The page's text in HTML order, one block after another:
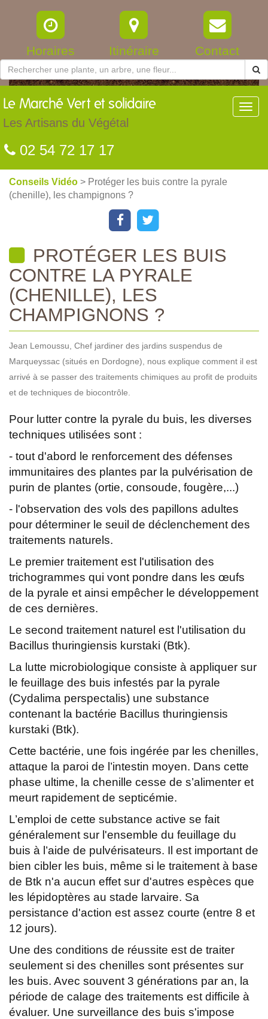
Horaires Itinéraire Contact
Le Marché Vert et solidaire
Les Artisans du Végétal
02 54 72 17 17
Conseils Vidéo > Protéger les buis contre la pyrale
(chenille), les champignons ?
PROTÉGER LES BUIS
CONTRE LA PYRALE
(CHENILLE), LES
CHAMPIGNONS ?
Jean Lemoussu, Chef jardiner des jardins suspendus de
Marqueyssac (situés en Dordogne), nous explique comment il est
arrivé à se passer des traitements chimiques au profit de produits
et de techniques de biocontrôle.
Pour lutter contre la pyrale du buis, les diverses
techniques utilisées sont :
- tout d'abord le renforcement des défenses
immunitaires des plantes par la pulvérisation de
purin de plantes (ortie, consoude, fougère,...)
- l'observation des vols des papillons adultes
pour déterminer le seuil de déclenchement des
traitements naturels.
Le premier traitement est l'utilisation des
trichogrammes qui vont pondre dans les œufs
de la pyrale et ainsi empêcher le développement
de ces dernières.
Le second traitement naturel est l'utilisation du
Bacillus thuringiensis kurstaki (Btk).
La lutte microbiologique consiste à appliquer sur
le feuillage des buis infestés par la pyrale
(Cydalima perspectalis) une substance
contenant la bactérie Bacillus thuringiensis
kurstaki (Btk).
Cette bactérie, une fois ingérée par les chenilles,
attaque la paroi de l’intestin moyen. Dans cette
phase ultime, la chenille cesse de s’alimenter et
meurt rapidement de septicémie.
L’emploi de cette substance active se fait
généralement sur l'ensemble du feuillage du
buis à l’aide de pulvérisateurs. Il est important de
bien cibler les buis, même si le traitement à base
de Btk n'a aucun effet sur d'autres espèces que
les lépidoptères au stade larvaire. Sa
persistance d'action est assez courte (entre 8 et
12 jours).
Une des conditions de réussite est de traiter
seulement si des chenilles sont présentes sur
les buis. Avec souvent 3 générations par an, la
période de calage des traitements est difficile à
évaluer. Une surveillance des buis s'impose